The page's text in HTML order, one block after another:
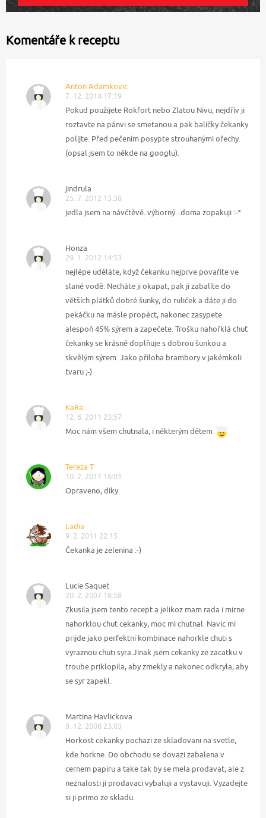
Komentáře k receptu
Anton Adamkovic
7. 12. 2014 17:19
Pokud použijete Rokfort nebo Zlatou Nivu, nejdřív ji
roztavte na pánvi se smetanou a pak balíčky čekanky
polijte. Před pečením posypte strouhanými ořechy.
(opsal jsem to někde na googlu).
jindrula
25. 7. 2012 13:38
jedla jsem na návčtěvě..výborný...doma zopakuji :-*
Honza
29. 1. 2012 14:53
nejlépe uděláte, když čekanku nejprve povaříte ve
slané vodě. Necháte ji okapat, pak ji zabalíte do
větších plátků dobré šunky, do ruliček a dáte ji do
pekáčku na másle propéct, nakonec zasypete
alespoň 45% sýrem a zapečete. Trošku nahořklá chuť
čekanky se krásně doplňuje s dobrou šunkou a
skvělým sýrem. Jako příloha brambory v jakémkoli
tvaru ;-)
KaRa
12. 6. 2011 23:57
Moc nám všem chutnala, i některým dětem
Tereza T
10. 2. 2011 16:01
Opraveno, díky.
Ladia
9. 2. 2011 22:15
Čekanka je zelenina :-)
Lucie Saquet
20. 2. 2007 18:58
Zkusila jsem tento recept a jelikoz mam rada i mirne
nahorklou chut cekanky, moc mi chutnal. Navic mi
prijde jako perfektni kombinace nahorkle chuti s
vyraznou chuti syra.Jinak jsem cekanky ze zacatku v
troube priklopila, aby zmekly a nakonec odkryla, aby
se syr zapekl.
Martina Havlickova
9. 12. 2006 23:03
Horkost cekanky pochazi ze skladovani na svetle,
kde horkne. Do obchodu se dovazi zabalena v
cernem papiru a take tak by se mela prodavat, ale z
neznalosti ji prodavaci vybaluji a vystavuji. Vyzadejte
si ji primo ze skladu.